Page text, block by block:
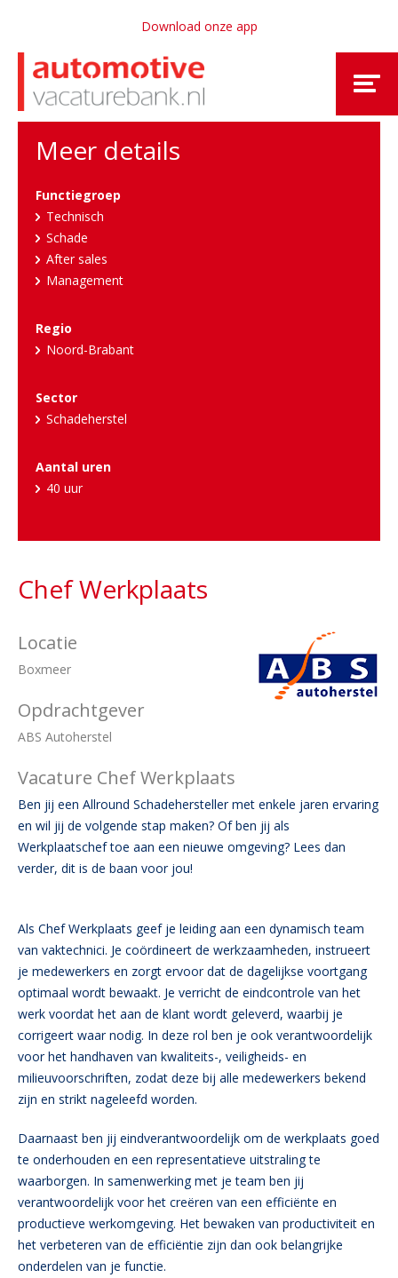
Download onze app
Meer details
Functiegroep
Technisch
Schade
After sales
Management
Regio
Noord-Brabant
Sector
Schadeherstel
Aantal uren
40 uur
Chef Werkplaats
Locatie
Boxmeer
Opdrachtgever
ABS Autoherstel
Vacature Chef Werkplaats
Ben jij een Allround Schadehersteller met enkele jaren ervaring
en wil jij de volgende stap maken? Of ben jij als
Werkplaatschef toe aan een nieuwe omgeving? Lees dan
verder, dit is de baan voor jou!
Als Chef Werkplaats geef je leiding aan een dynamisch team
van vaktechnici. Je coördineert de werkzaamheden, instrueert
je medewerkers en zorgt ervoor dat de dagelijkse voortgang
optimaal wordt bewaakt. Je verricht de eindcontrole van het
werk voordat het aan de klant wordt geleverd, waarbij je
corrigeert waar nodig. In deze rol ben je ook verantwoordelijk
voor het handhaven van kwaliteits-, veiligheids- en
milieuvoorschriften, zodat deze bij alle medewerkers bekend
zijn en strikt nageleefd worden.
Daarnaast ben jij eindverantwoordelijk om de werkplaats goed
te onderhouden en een representatieve uitstraling te
waarborgen. In samenwerking met je team ben jij
verantwoordelijk voor het creëren van een efficiënte en
productieve werkomgeving. Het bewaken van productiviteit en
het verbeteren van de efficiëntie zijn dan ook belangrijke
onderdelen van je functie.